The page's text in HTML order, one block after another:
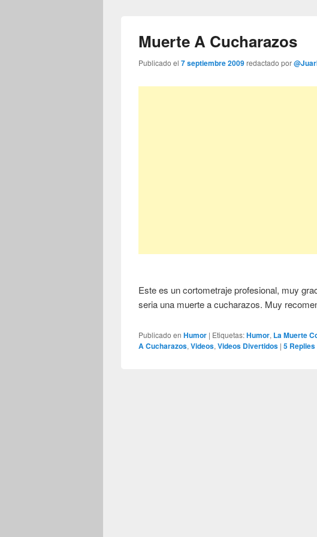
Muerte A Cucharazos
Publicado el7 septiembre 2009redactado por
Este es un cortometraje profesional, muy
seria una muerte a cucharazos. Muy
Publicado en Humor | Etiquetas:Humor, La Muerte
A Cucharazos,Videos,Videos Divertidos |5 Replies